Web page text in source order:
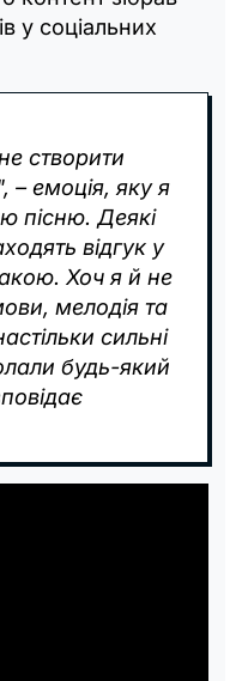
у соціальних
створити
– емоція, яку я
пісню. Деякі
відгук у
Хоч я й не
мелодія та
сильні
будь-який